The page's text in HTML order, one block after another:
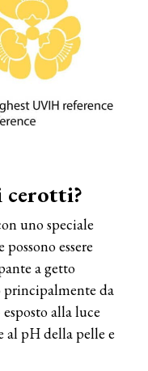
cerotti?
uno speciale
essere
a getto
principalmente da
alla luce
al pH della pelle e